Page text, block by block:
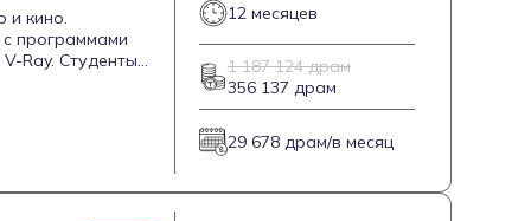
и кино.
программами
Ray. Студенты
проектов.
12 месяцев
1 187 124 драм
356 137 драм
29 678 драм/в месяц